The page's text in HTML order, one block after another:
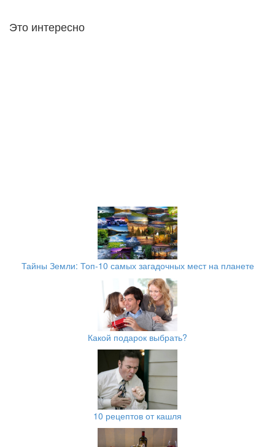
Это интересно
Тайны Земли: Топ-10 самых загадочных мест на планете
Какой подарок выбрать?
10 рецептов от кашля